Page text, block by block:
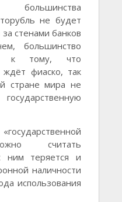
не будет
стенами банков
большинство
к тому, что
ждёт фиаско, так
стране мира не
считать
ним теряется и
наличности
использования